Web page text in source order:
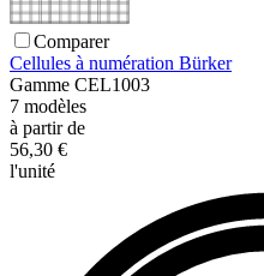
Comparer
Cellules à numération Bürker
Gamme CEL1003
7 modèles
à partir de
56,30 €
l'unité